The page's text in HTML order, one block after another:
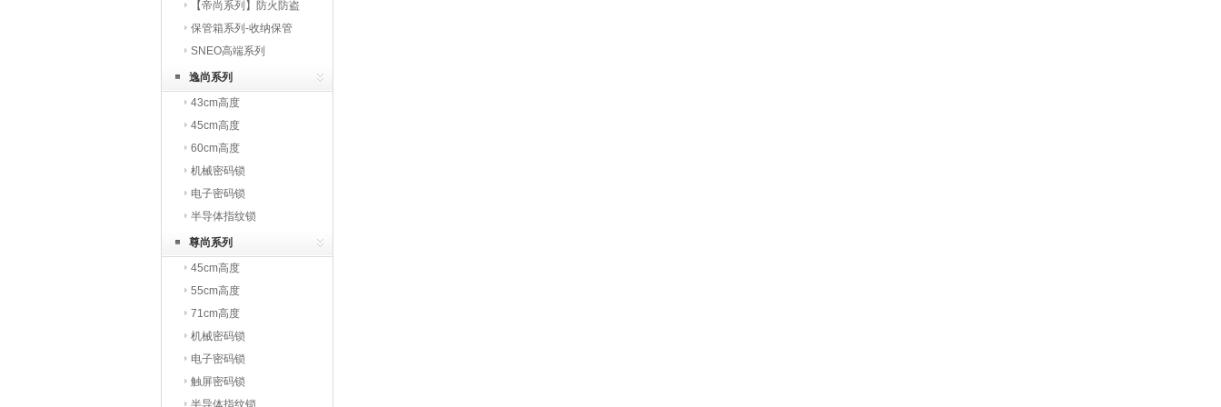
火
【帝尚系列】防火防盗
保管箱系列-收纳保管
SNEO高端系列
逸尚系列
43cm高度
45cm高度
60cm高度
机械密码锁
电子密码锁
半导体指纹锁
尊尚系列
45cm高度
55cm高度
71cm高度
机械密码锁
电子密码锁
触屏密码锁
半导体指纹锁